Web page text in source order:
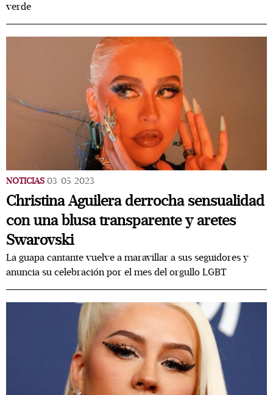
verde
NOTICIAS 03/05/2023
Christina Aguilera derrocha sensualidad
con una blusa transparente y aretes
Swarovski
La guapa cantante vuelve a maravillar a sus seguidores y
anuncia su celebración por el mes del orgullo LGBT